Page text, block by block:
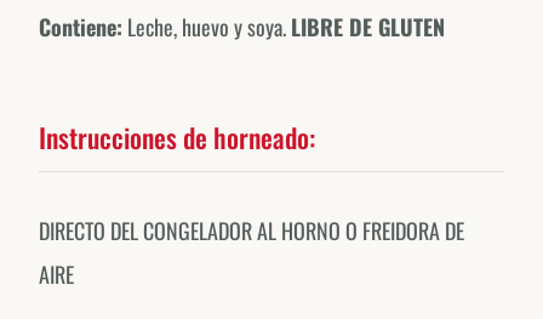
Contiene: Leche, huevo y soya.LIBRE DE GLUTEN
Instrucciones de horneado:
DIRECTO DEL CONGELADOR AL HORNO O FREIDORA DE
AIRE